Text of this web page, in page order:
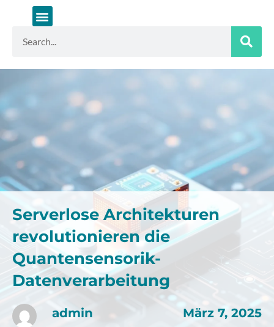
Suche
Serverlose Architekturen
revolutionieren die
Quantensensorik-
Datenverarbeitung
admin März 7, 2025